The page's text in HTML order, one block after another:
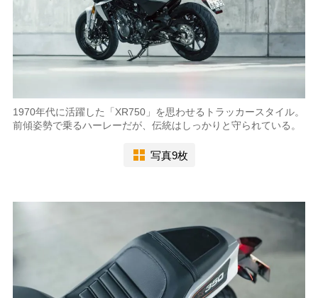
1970年代に活躍した「XR750」を思わせるトラッカースタイル。
前傾姿勢で乗るハーレーだが、伝統はしっかりと守られている。
写真9枚